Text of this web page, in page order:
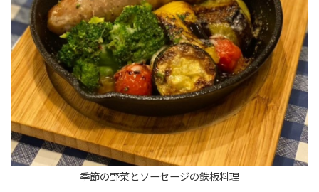
季節の野菜とソーセージの鉄板料理